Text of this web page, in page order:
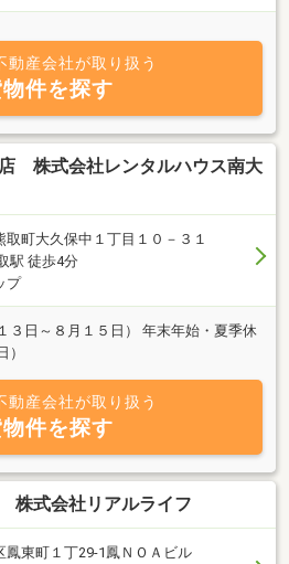
動産会社が取り扱う
件を探す
株式会社レンタルハウス南大
取町大久保中１丁目１０－３１
駅 徒歩4分
プ
３日～８月１５日） 年末年始・夏季休
動産会社が取り扱う
件を探す
株式会社リアルライフ
鳳東町１丁29-1鳳ＮＯＡビル